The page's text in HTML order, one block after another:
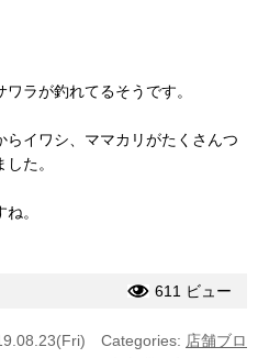
ラが釣れてるそうです。
イワシ、ママカリがたくさんつ
た。
。
611 ビュー
Categories: 店舗ブロ